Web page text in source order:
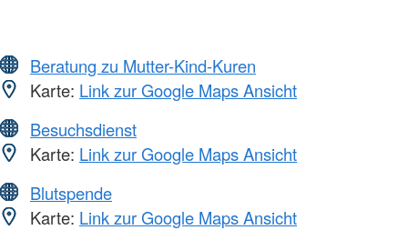
Beratung zu Mutter-Kind-Kuren
Karte: Link zur Google Maps Ansicht
Besuchsdienst
Karte: Link zur Google Maps Ansicht
Blutspende
Karte: Link zur Google Maps Ansicht